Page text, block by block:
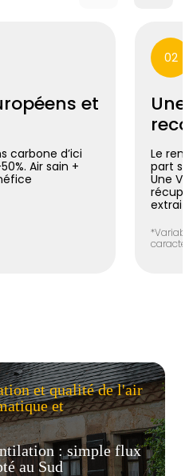
et
carbone d’ici
Air sain +
02
Le
part
Une
et qualité de l'air
et
: simple flux
au Sud